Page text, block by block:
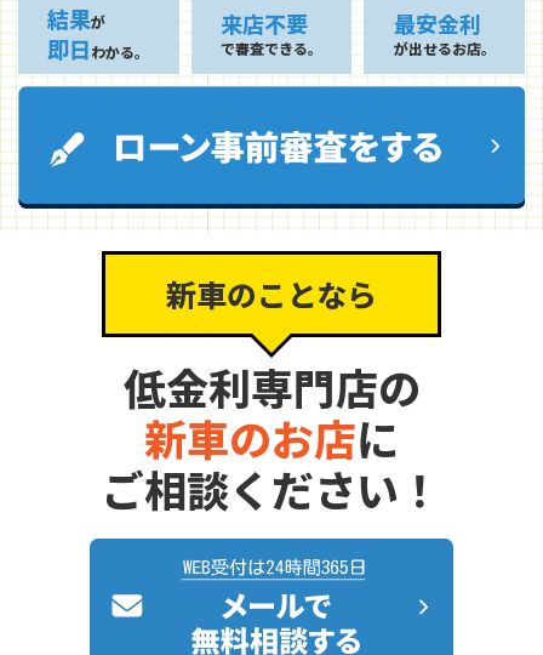
結果が
即日わかる。
来店不要
で審査できる。
最安金利
が出せるお店。
新車のことなら
低金利専門店の
新車のお店に
ご相談ください！